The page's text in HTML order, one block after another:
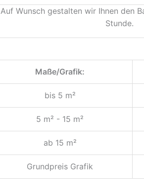
Auf Wunsch gestalten wir Ihnen den
Stunde.
Maße/Grafik:
bis 5 m²
5 m² - 15 m²
ab 15 m²
Grundpreis Grafik